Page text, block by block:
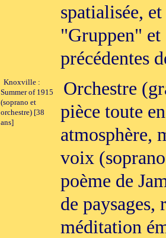
spatialisée,
"Gruppen"
précédentes
Knoxville :
Summer of 1915
(soprano et
orchestre) [38
ans]
Orchestre
pièce toute
atmosphère,
voix
poème de
de
méditation